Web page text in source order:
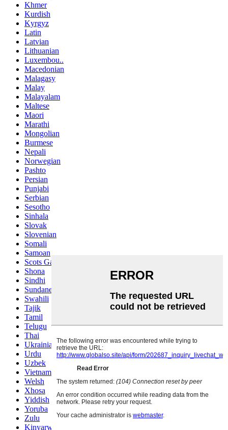
Khmer
Kurdish
Kyrgyz
Latin
Latvian
Lithuanian
Luxembou..
Macedonian
Malagasy
Malay
Malayalam
Maltese
Maori
Marathi
Mongolian
Burmese
Nepali
Norwegian
Pashto
Persian
Punjabi
Serbian
Sesotho
Sinhala
Slovak
Slovenian
Somali
Samoan
Scots Gaelic
Shona
Sindhi
Sundanese
Swahili
Tajik
Tamil
Telugu
Thai
Ukrainian
Urdu
Uzbek
Vietnamese
Welsh
Xhosa
Yiddish
Yoruba
Zulu
Kinyarwanda